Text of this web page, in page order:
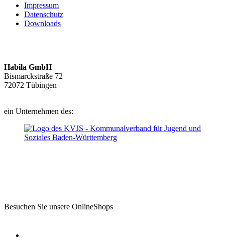
Impressum
Datenschutz
Downloads
Habila GmbH
Bismarckstraße 72
72072 Tübingen
ein Unternehmen des:
Besuchen Sie unsere OnlineShops